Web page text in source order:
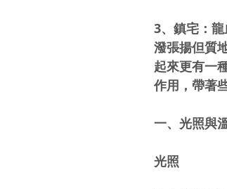
3、鎮宅：
潑張揚但質
起來更有一
作用，帶著
一、光照與
光照